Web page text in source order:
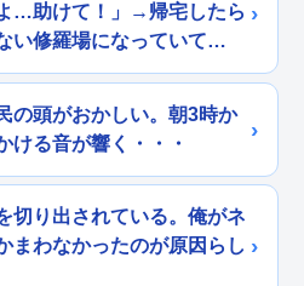
…助けて！」→帰宅したら
い修羅場になっていて…
の頭がおかしい。朝3時か
ける音が響く・・・
切り出されている。俺がネ
まわなかったのが原因らし